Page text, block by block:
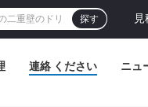
探す
連絡 ください ニュ